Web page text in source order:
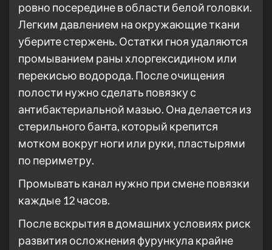
ровно посередине в области белой головки.
Легким давлением на окружающие ткани
уберите стержень. Остатки гноя удаляются
промыванием раны хлоргексидином или
перекисью водорода. После очищения
полости нужно сделать повязку с
антибактериальной мазью. Она делается из
стерильного банта, который крепится
мотком вокруг ноги или руки, пластырями
по периметру.
Промывать канал нужно при смене повязки
каждые 12 часов.
После вскрытия в домашних условиях риск
развития осложнения фурункула крайне